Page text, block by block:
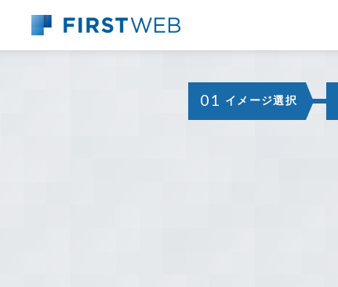
01 イメージ選択